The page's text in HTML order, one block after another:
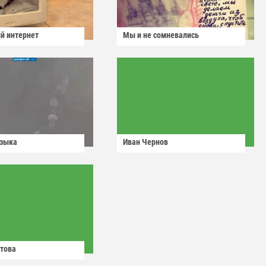
интернет Мы и не сомневались
Иван Чернов